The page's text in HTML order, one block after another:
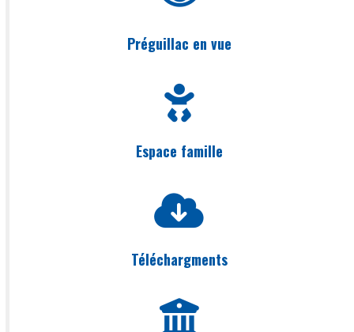
Préguillac en vue
Espace famille
Téléchargments